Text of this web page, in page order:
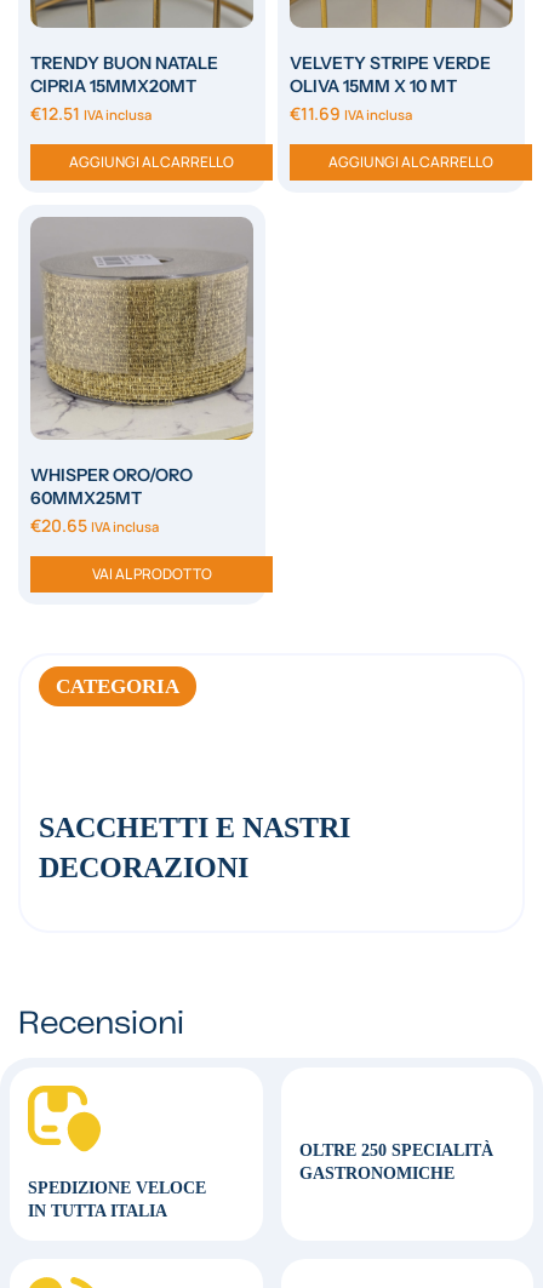
TRENDY BUON NATALE
CIPRIA 15MMX20MT
€12.51 IVA inclusa
AGGIUNGI AL CARRELLO
VELVETY STRIPE VERDE
OLIVA 15MM X 10 MT
€11.69 IVA inclusa
AGGIUNGI AL CARRELLO
WHISPER ORO/ORO
60MMX25MT
€20.65 IVA inclusa
VAI AL PRODOTTO
CATEGORIA
SACCHETTI E NASTRI
DECORAZIONI
Recensioni
SPEDIZIONE VELOCE
IN TUTTA ITALIA
OLTRE 250 SPECIALITÀ
GASTRONOMICHE